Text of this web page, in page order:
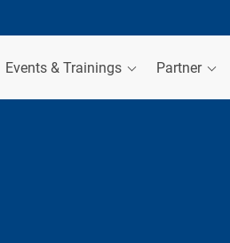
Events & Trainings Partner